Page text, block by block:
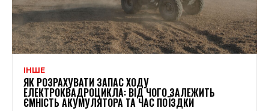
ІНШЕ
ЯК РОЗРАХУВАТИ ЗАПАС ХОДУ
ЕЛЕКТРОКВАДРОЦИКЛА: ВІД ЧОГО ЗАЛЕЖИТЬ
ЄМНІСТЬ АКУМУЛЯТОРА ТА ЧАС ПОЇЗДКИ